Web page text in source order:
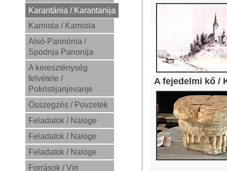
Karantánia / Karantanija
Karniola / Karniola
Alsó-Pannónia /
Spodnja Panonija
A kereszténység
felvétele /
Pokristijanjevanje
Összegzés / Povzetek
Feladatok / Naloge
Feladatok / Naloge
Feladatok / Naloge
Források / Viri
A fejedelmi kő /